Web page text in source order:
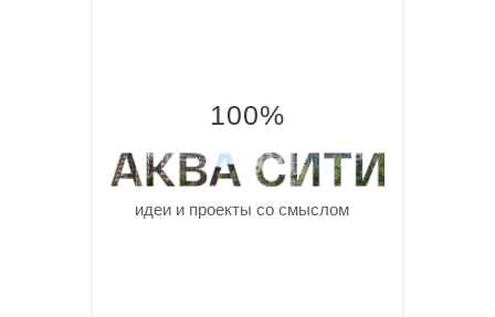
идеи и проекты со смыслом
100%